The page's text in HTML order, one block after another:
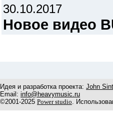
30.10.2017
Новое видео
Идея и разработка проекта: John
Email: info@heavymusic.ru
©2001-2025 Power studio.